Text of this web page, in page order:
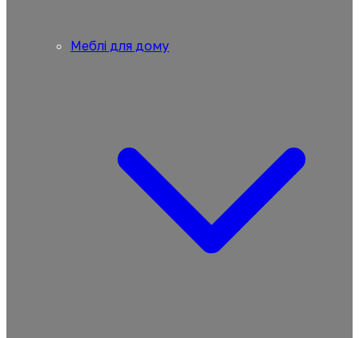
Меблі для дому